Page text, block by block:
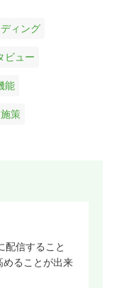
ィング
ビュー
能
策
配信すること
めることが出来